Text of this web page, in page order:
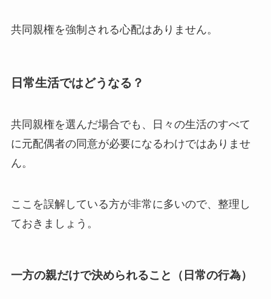
共同親権を強制される心配はありません。
日常生活ではどうなる？
共同親権を選んだ場合でも、日々の生活のすべて
に元配偶者の同意が必要になるわけではありませ
ん。
ここを誤解している方が非常に多いので、整理し
ておきましょう。
一方の親だけで決められること（日常の行為）